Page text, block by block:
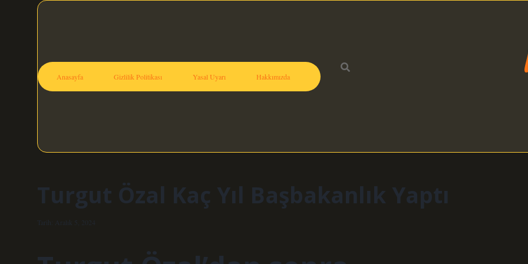
Anasayfa Gizlilik Politikası Yasal Uyarı Hakkımızda
Turgut Özal Kaç Yıl Başbakanlık Yaptı
Tarih: Aralık 5, 2024